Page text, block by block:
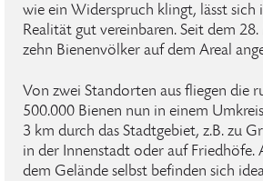
wie ein Widerspruch klingt, lässt sich
Realität gut vereinbaren. Seit dem
zehn Bienenvölker auf dem Areal
Von zwei Standorten aus fliegen die
500.000 Bienen nun in einem
3 km durch das Stadtgebiet, z.B. zu
in der Innenstadt oder auf Friedhöfe.
dem Gelände selbst befinden sich